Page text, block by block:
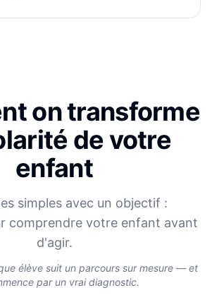
on transforme
de votre
enfant
simples avec un objectif :
comprendre votre enfant avant
d'agir.
élève suit un parcours sur mesure — et
par un vrai diagnostic.